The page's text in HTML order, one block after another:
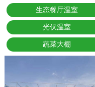
生态餐厅温室
光伏温室
蔬菜大棚